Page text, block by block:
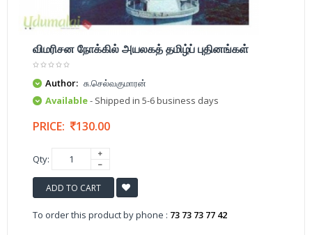
விமரிசன நோக்கில் அயலகத் தமிழ்ப் புதினங்கள்
Author: சு.செல்வகுமாரன்
Available- Shipped in 5-6 business days
PRICE: 130.00
Qty:
ADD TO CART
To order this product by phone : 73 73 73 77 42